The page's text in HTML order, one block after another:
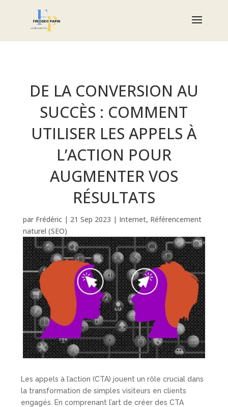
DE LA CONVERSION AU
SUCCÈS : COMMENT
UTILISER LES APPELS À
L’ACTION POUR
AUGMENTER VOS
RÉSULTATS
par Frédéric| 21 Sep 2023 | Internet, Référencement
naturel (SEO)
Les appels à l’action (CTA) jouent un rôle crucial dans
la transformation de simples visiteurs en clients
engagés. En comprenant l’art de créer des CTA